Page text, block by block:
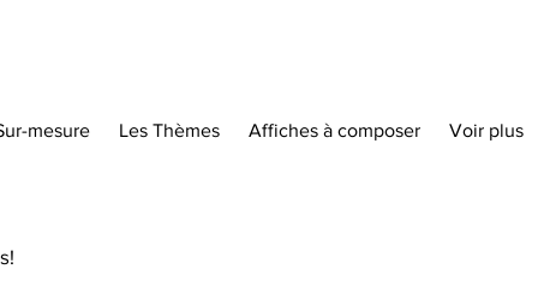
mesure Les Thèmes Affiches à composer Voir plus